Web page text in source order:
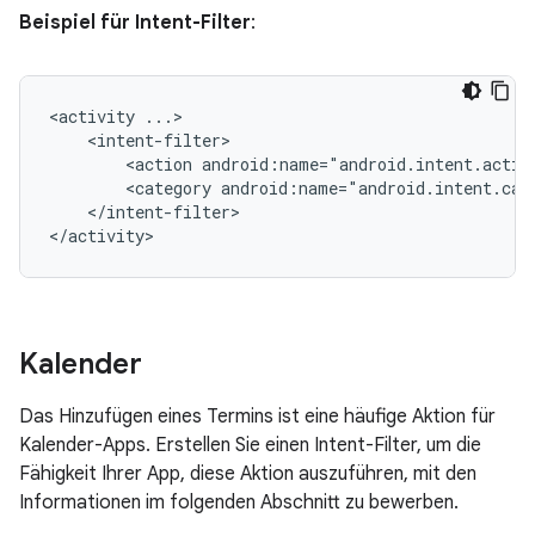
Beispiel für Intent-Filter:
<activity
<action
<category
</intent-filter>
</activity>
Kalender
Das Hinzufügen eines Termins ist eine häufige Aktion für
Kalender-Apps. Erstellen Sie einen Intent-Filter, um die
Fähigkeit Ihrer App, diese Aktion auszuführen, mit den
Informationen im folgenden Abschnitt zu bewerben.